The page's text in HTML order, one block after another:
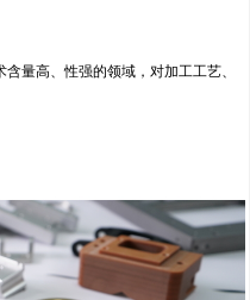
量高、性强的领域，对加工工艺、